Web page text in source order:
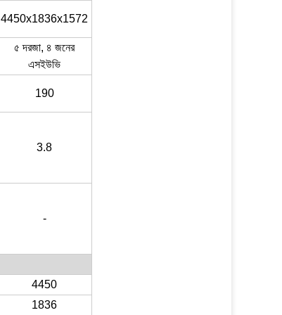
4450x1836x1572
৫ দরজা, ৪ জনের
এসইউভি
190
3.8
-
4450
1836